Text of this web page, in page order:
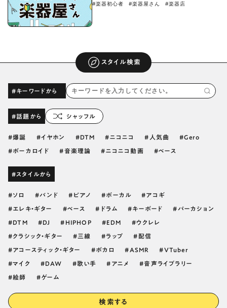
#楽器初心者
#楽器屋さん #楽器店
スタイル検索
#キーワードから
#話題から シャッフル
爆誕 イヤホン DTM ニコニコ 人気曲 Gero
ボーカロイド 音楽理論 ニコニコ動画 ベース
#スタイルから
ソロ バンド ピアノ ボーカル アコギ
エレキ・ギター ベース ドラム キーボード パーカション
DTM DJ HIPHOP EDM ウクレレ
クラシック・ギター 三線 ラップ 配信
アコースティック・ギター ボカロ ASMR VTuber
マイク DAW 歌い手 アニメ 音声ライブラリー
絵師 ゲーム
検索する